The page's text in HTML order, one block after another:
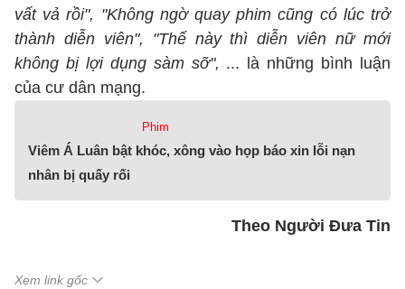
vất vả rồi", "Không ngờ quay phim cũng có lúc trở
thành diễn viên", "Thế này thì diễn viên nữ mới
không bị lợi dụng sàm sỡ", ... là những bình luận
của cư dân mạng.
Phim
Viêm Á Luân bật khóc, xông vào họp báo xin lỗi nạn
nhân bị quấy rối
Theo Người Đưa Tin
Xem link gốc